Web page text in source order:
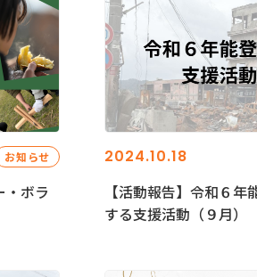
お知らせ
・ボラ
2024.10.18
【活動報告】令和６
する支援活動（９月）